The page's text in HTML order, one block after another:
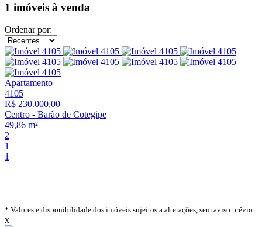
1 imóveis à venda
Ordenar por:
Apartamento
4105
R$ 230.000,00
Centro - Barão de Cotegipe
49,86 m²
2
1
1
* Valores e disponibilidade dos imóveis sujeitos a alterações, sem aviso prévio.
x